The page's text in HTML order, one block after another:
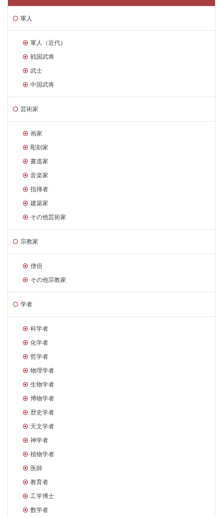
軍人
軍人（近代）
戦国武将
武士
中国武将
芸術家
画家
彫刻家
書道家
音楽家
指揮者
建築家
その他芸術家
宗教家
僧侶
その他宗教家
学者
科学者
化学者
哲学者
物理学者
生物学者
博物学者
歴史学者
天文学者
神学者
植物学者
医師
教育者
工学博士
数学者